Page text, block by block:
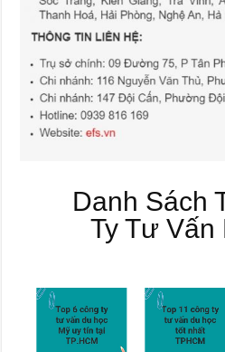
Danh Sách
Ty Tư Vấn